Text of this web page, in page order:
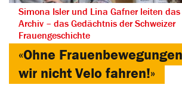
Simona Isler und Lina Gafner leiten das
Archiv – das Gedächtnis der Schweizer
Frauengeschichte
«Ohne
wir nicht Velo fahren!»